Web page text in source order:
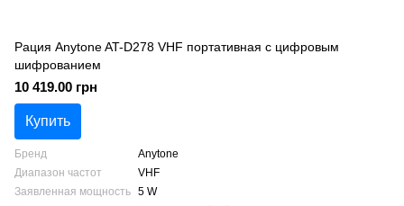
Рация Anytone AT-D278 VHF портативная с цифровым
шифрованием
10 419.00 грн
Купить
Бренд
Anytone
Диапазон частот
VHF
Заявленная мощность 5 W